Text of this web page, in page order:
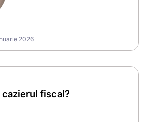
2026
cazierul fiscal?